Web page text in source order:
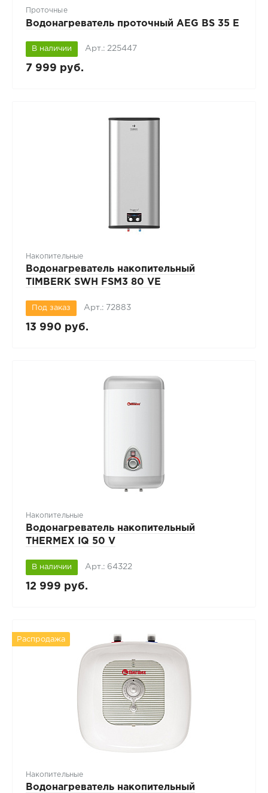
Проточные
Водонагреватель проточный AEG BS 35 E
В наличии Арт.: 225447
7 999 руб.
Накопительные
Водонагреватель накопительный
TIMBERK SWH FSM3 80 VE
Под заказ Арт.: 72883
13 990 руб.
Накопительные
Водонагреватель накопительный
THERMEX IQ 50 V
В наличии Арт.: 64322
12 999 руб.
Распродажа
Накопительные
Водонагреватель накопительный